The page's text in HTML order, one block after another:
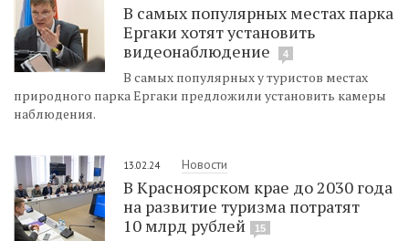
В самых популярных местах парка
Ергаки хотят установить
видеонаблюдение
4
В самых популярных у туристов местах
природного парка Ергаки предложили установить камеры
наблюдения.
13.02.24 Новости
В Красноярском крае до 2030 года
на развитие туризма потратят
10 млрд рублей
15